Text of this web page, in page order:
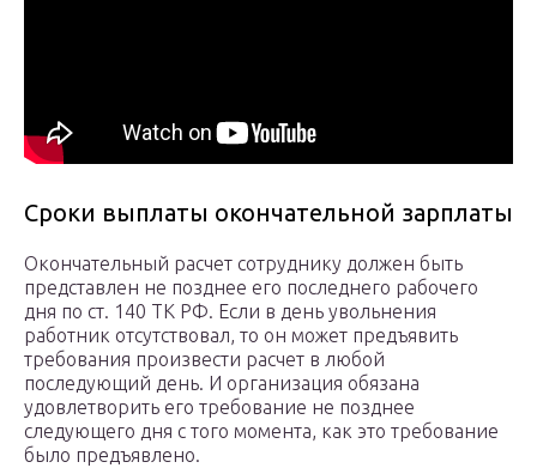
Сроки выплаты окончательной зарплаты
Окончательный расчет сотруднику должен быть
представлен не позднее его последнего рабочего
дня по ст. 140 ТК РФ. Если в день увольнения
работник отсутствовал, то он может предъявить
требования произвести расчет в любой
последующий день. И организация обязана
удовлетворить его требование не позднее
следующего дня с того момента, как это требование
было предъявлено.